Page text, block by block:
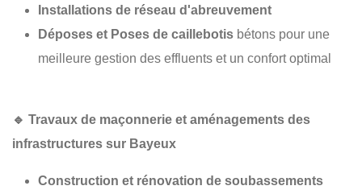
Installations de réseau d'abreuvement
Déposes et Poses de caillebotis bétons pour une
meilleure gestion des effluents et un confort optimal
🔹 Travaux de maçonnerie et aménagements des
infrastructures sur Bayeux
Construction et rénovation de soubassements